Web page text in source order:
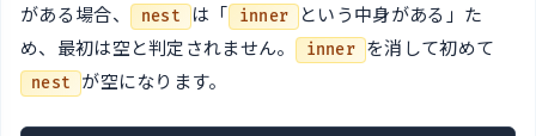
がある場合、
nest は「 inner
という中身がある」た
め、最初は空と判定されません。
inner を消して初めて
nest が空になります。